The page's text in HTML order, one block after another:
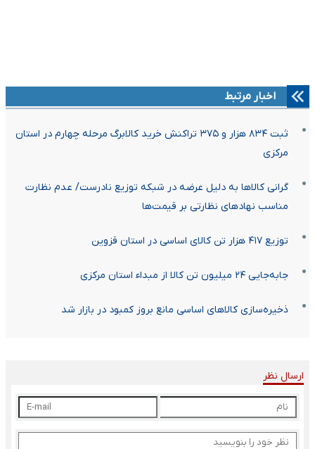
اخبار مرتبط
ثبت ۸۳۴ هزار و ۳۷۵ تراکنش خرید کالابرگ مرحله چهارم در استان
مرکزی
گرانی کالاها به دلیل عرضه در شبکه توزیع نادرست/ عدم نظارت
مناسب نهادهای نظارتی بر قیمت‌ها
توزیع ۴۱۷ هزار تن کالای اساسی در استان قزوین
جابه‌جایی ۲۴ میلیون تن کالا از مبداء استان مرکزی
ذخیره‌سازی کالاهای اساسی مانع بروز کمبود در بازار شد
ارسال نظر